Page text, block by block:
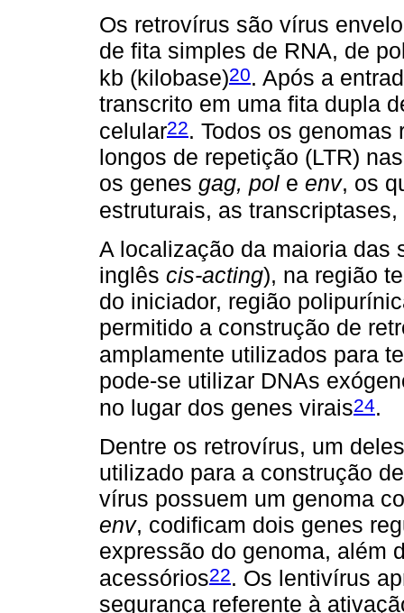
Os retrovírus são vírus
de fita simples de RNA, de
kb (kilobase)20. Após a
transcrito em uma fita dupla
celular22. Todos os
longos de repetição (LTR)
os genes gag, pol e env, os
estruturais, as
A localização da maioria
inglês cis-acting), na região
do iniciador, região
permitido a construção de
amplamente utilizados para
pode-se utilizar DNAs
no lugar dos genes virais24.
Dentre os retrovírus, um
utilizado para a construção
vírus possuem um genoma
env, codificam dois genes
expressão do genoma, além
acessórios22. Os lentivírus
segurança referente à